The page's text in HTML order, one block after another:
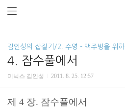
김인성의 삽질기/2. 수영 - 맥주병을 위하
4. 잠수풀에서
미닉스 김인성 2011. 8. 25. 12:57
제 4 장. 잠수풀에서